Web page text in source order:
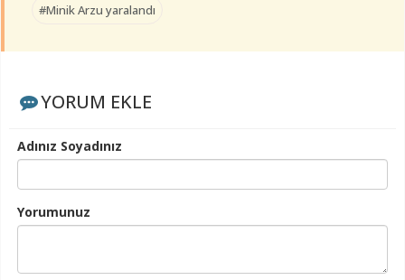
#Minik Arzu yaralandı
YORUM EKLE
Adınız Soyadınız
Yorumunuz